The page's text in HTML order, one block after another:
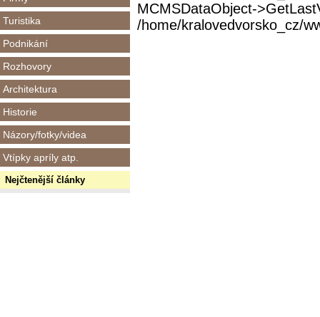
Turistika
Podnikání
Rozhovory
Architektura
Historie
Názory/fotky/videa
Vtípky apríly atp.
Nejčtenější články
MCMSDataObject-
/home/kralovedvorsko_cz/